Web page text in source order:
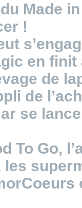
Made
!
en
de
de
se
To Go,
les